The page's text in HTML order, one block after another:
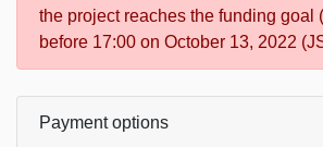
the project reaches the funding goal
before 17:00 on October 13, 2022
Payment options